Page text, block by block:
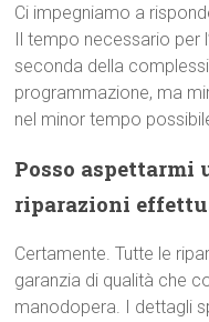
Ci impegniamo a
Il tempo necessario per
seconda della
programmazione, ma
nel minor tempo
Posso aspettarmi
riparazioni
Certamente. Tutte le
garanzia di qualità che
manodopera. I dettagli